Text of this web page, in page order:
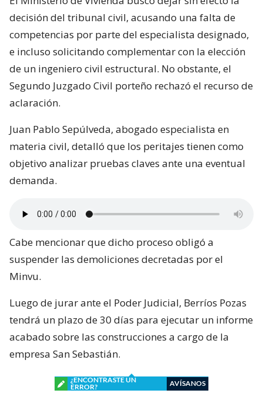
decisión del tribunal civil, acusando una falta de
competencias por parte del especialista designado,
e incluso solicitando complementar con la elección
de un ingeniero civil estructural. No obstante, el
Segundo Juzgado Civil porteño rechazó el recurso de
aclaración.
Juan Pablo Sepúlveda, abogado especialista en
materia civil, detalló que los peritajes tienen como
objetivo analizar pruebas claves ante una eventual
demanda.
Cabe mencionar que dicho proceso obligó a
suspender las demoliciones decretadas por el
Minvu.
Luego de jurar ante el Poder Judicial, Berríos Pozas
tendrá un plazo de 30 días para ejecutar un informe
acabado sobre las construcciones a cargo de la
empresa San Sebastián.
¿ENCONTRASTE UN
ERROR?
AVÍSANOS